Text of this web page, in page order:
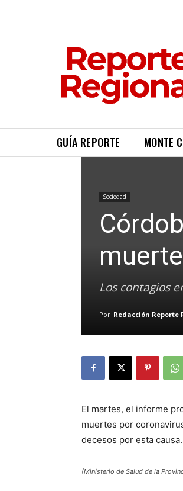
GUÍA REPORTE MONTE
Sociedad
Los contagios
Por Redacción Reporte
El martes, el informe
muertes por
decesos por esta
(Ministerio de Salud de la